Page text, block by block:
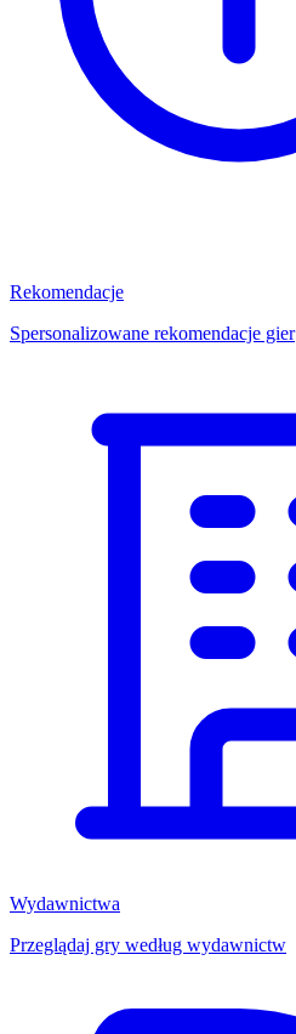
Rekomendacje
Spersonalizowane rekomendacje gier
Wydawnictwa
Przeglądaj gry według wydawnictw